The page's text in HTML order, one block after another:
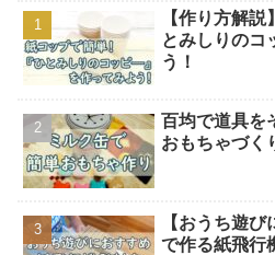
【作り方解
とみしりのコ
う！
百均で道具を
おもちゃづく
【おうち遊
で作る紙飛行